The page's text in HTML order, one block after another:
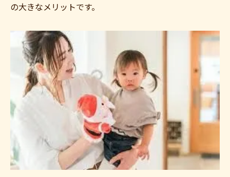
加須市整骨院ランキングから通院法を学ぶ
性
加須駅から始まる整体の新しい魅力発見
整体の新しい魅力を加須駅周辺で体感する
加須整体の多彩な施術で体の悩みを解消へ
駅近整体院のリラクゼーション効果も紹介
加須市整体おすすめで理想のケアを見つけ
る
整体選びで自分に合う施術を見極めるコツ
の大きなメリットです。